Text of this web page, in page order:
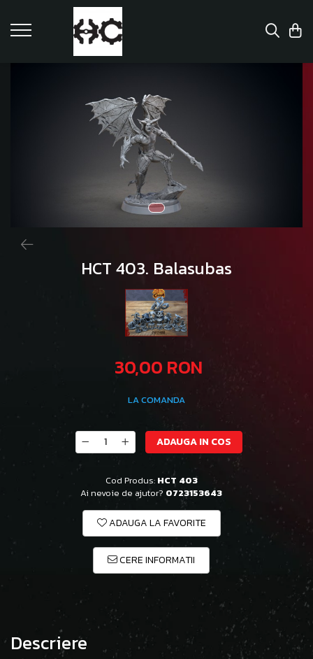
HCT 403. Balasubas
30,00 RON
LA COMANDA
ADAUGA IN COS
Cod Produs: HCT 403
Ai nevoie de ajutor? 0723153643
ADAUGA LA FAVORITE
CERE INFORMATII
Descriere